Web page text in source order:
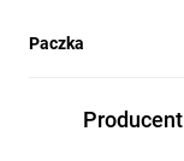
Paczka
Producent